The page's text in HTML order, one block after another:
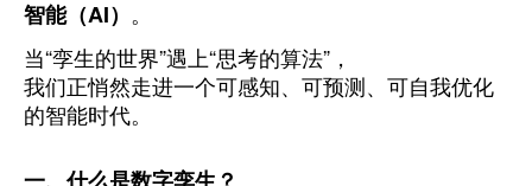
智能（AI） 。
当“孪生的世界”遇上“思考的算法”，
我们正悄然走进一个可感知、可预测、可自我优化
的智能时代。